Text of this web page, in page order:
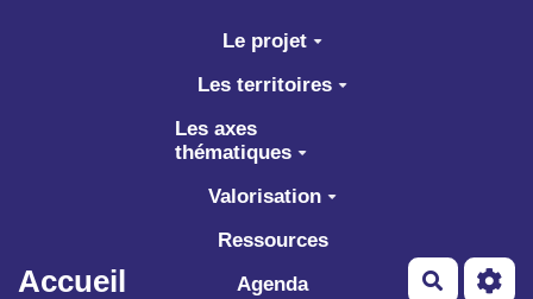
Aller au contenu principal
Accueil
Le projet
Les territoires
Les axes
thématiques
Valorisation
Ressources
Agenda